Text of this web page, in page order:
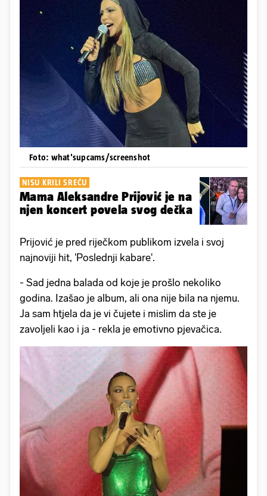
Foto: what'supcams/screenshot
NISU KRILI SREĆU
Mama Aleksandre Prijović je na
njen koncert povela svog dečka
Prijović je pred riječkom publikom izvela i svoj
najnoviji hit, 'Poslednji kabare'.
- Sad jedna balada od koje je prošlo nekoliko
godina. Izašao je album, ali ona nije bila na njemu.
Ja sam htjela da je vi čujete i mislim da ste je
zavoljeli kao i ja - rekla je emotivno pjevačica.